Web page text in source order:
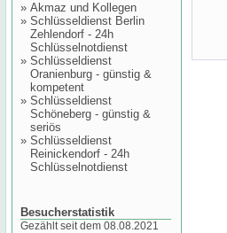
» Akmaz und Kollegen
» Schlüsseldienst Berlin
Zehlendorf - 24h
Schlüsselnotdienst
» Schlüsseldienst
Oranienburg - günstig &
kompetent
» Schlüsseldienst
Schöneberg - günstig &
seriös
» Schlüsseldienst
Reinickendorf - 24h
Schlüsselnotdienst
Besucherstatistik
Gezählt seit dem 08.08.2021